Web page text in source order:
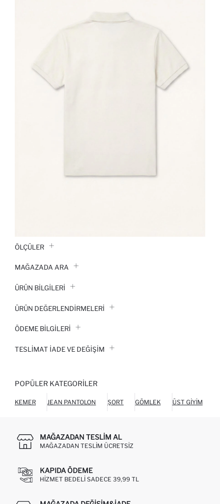
ÖLÇÜLER
MAĞAZADA ARA
ÜRÜN BILGILERI
ÜRÜN DEĞERLENDİRMELERİ
ÖDEME BİLGİLERİ
TESLIMAT İADE VE DEĞIŞIM
POPÜLER KATEGORILER
KEMER JEAN PANTOLON ŞORT GÖMLEK ÜST GIYIM
MAĞAZADAN TESLIM AL
MAĞAZADAN TESLIM ÜCRETSIZ
KAPIDA ÖDEME
HIZMET BEDELI SADECE 39,99 TL